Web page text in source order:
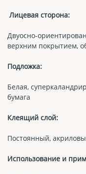
Лицевая сторона:
Двуосно-
верхним покрытием,
Подложка:
Белая,
бумага
Клеящий слой:
Постоянный,
Использование и